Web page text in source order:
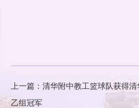
上一篇：清华附中教工篮球队获得
乙组冠军